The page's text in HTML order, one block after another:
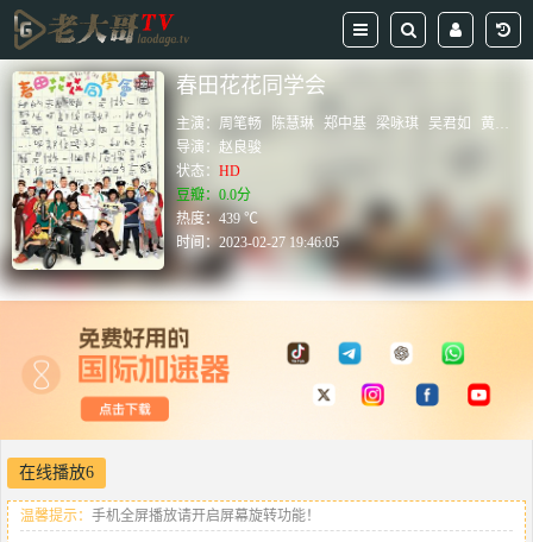
春田花花同学会
主演： 周笔畅 陈慧琳 郑中基 梁咏琪 吴君如
黄秋生
导演：赵良骏
状态：HD
豆瓣：0.0分
热度：439 ℃
时间：2023-02-27 19:46:05
在线播放6
温馨提示： 手机全屏播放请开启屏幕旋转功能！